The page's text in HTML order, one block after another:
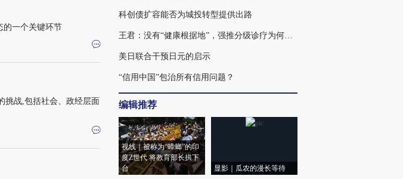
的一个关键环节
挑战,包括社会、政经层面
科创债扩容能否为城投转型提供出路
王君：没有“健康根据地”，强推分级诊疗为何注定失败
美日联合干预日元的启示
“信用中国”包治所有信用问题？
编辑推荐
视线｜被称为“蟑螂”的印
度Z世代 将教育部长拱下
台
显影｜瓜农的漫长等待